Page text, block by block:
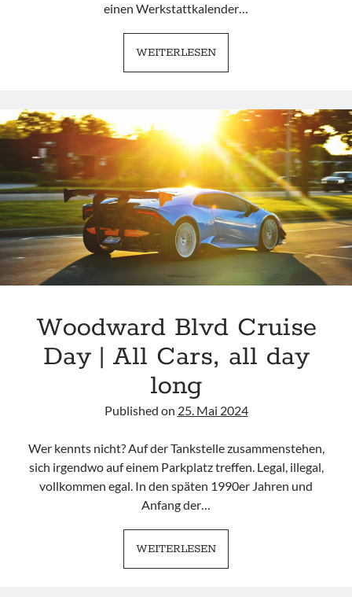
einen Werkstattkalender…
WEITERLESENBIXAIR
|
2025
Woodward Blvd Cruise
Day | All Cars, all day
long
Published on 25. Mai 2024
Wer kennts nicht? Auf der Tankstelle zusammenstehen,
sich irgendwo auf einem Parkplatz treffen. Legal, illegal,
vollkommen egal. In den späten 1990er Jahren und
Anfang der…
WEITERLESENWOODWARD
BLVD